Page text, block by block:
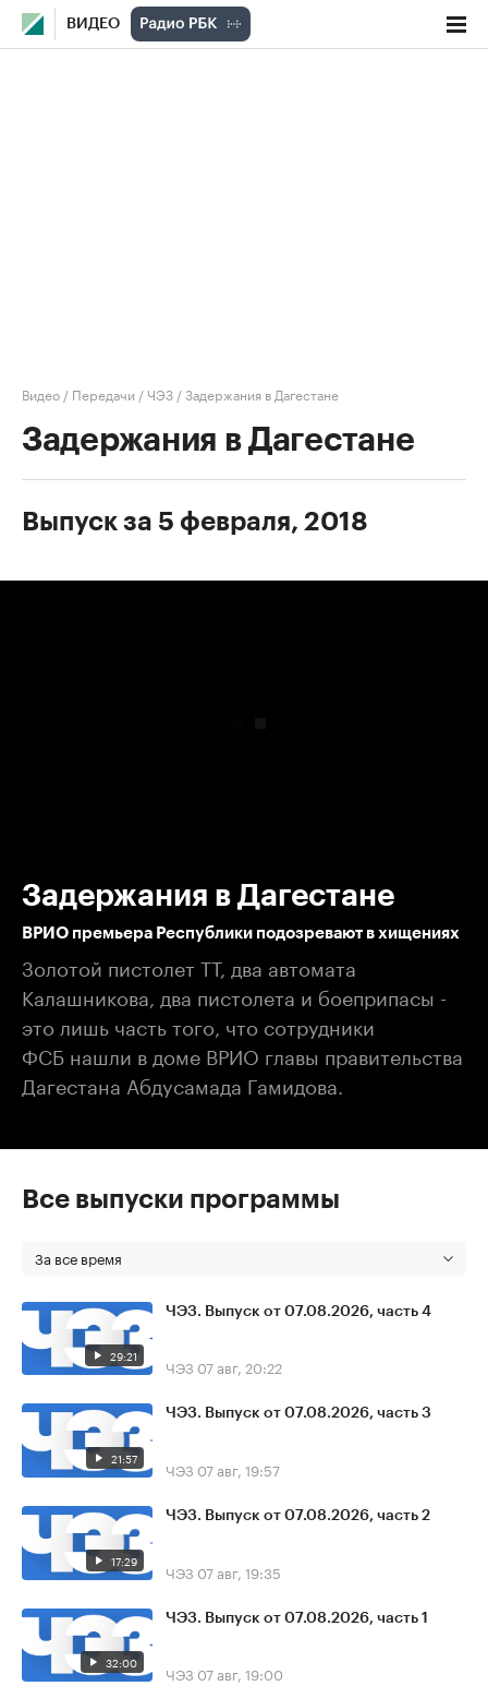
ВИДЕО
Видео / Передачи /ЧЭЗ /Задержания в Дагестане
Задержания в Дагестане
Выпуск за 5 февраля, 2018
Задержания в Дагестане
ВРИО премьера Республики подозревают в хищениях
Золотой пистолет ТТ, два автомата
Калашникова, два пистолета и боеприпасы -
это лишь часть того, что сотрудники
ФСБ нашли в доме ВРИО главы правительства
Дагестана Абдусамада Гамидова.
Все выпуски программы
За все время
29:21
ЧЭЗ. Выпуск от 07.08.2026, часть 4
ЧЭЗ 07 авг, 20:22
21:57
ЧЭЗ. Выпуск от 07.08.2026, часть 3
ЧЭЗ 07 авг, 19:57
17:29
ЧЭЗ. Выпуск от 07.08.2026, часть 2
ЧЭЗ 07 авг, 19:35
32:00
ЧЭЗ. Выпуск от 07.08.2026, часть 1
ЧЭЗ 07 авг, 19:00